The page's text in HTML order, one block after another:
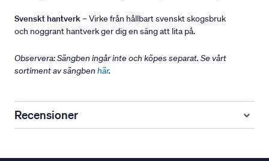
Svenskt hantverk– Virke från hållbart svenskt skogsbruk
och noggrant hantverk ger dig en säng att lita på.
Observera: Sängben ingår inte och köpes separat. Se vårt
sortiment av sängben här.
Recensioner